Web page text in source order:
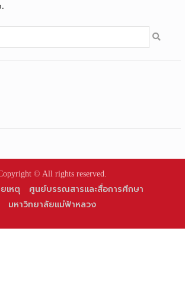
© All rights reserved.
เหตุ
ศูนย์บรรณสารและสื่อการศึกษา
มหาวิทยาลัยแม่ฟ้าหลวง